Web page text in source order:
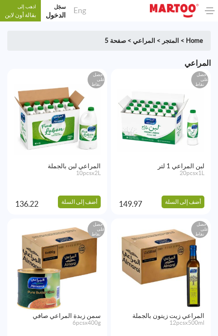
Eng سجَل
الدخول
اذهب إلى
بقالة أون لاين
Home
> المتجر > المراعي > صفحة 5
المراعي
احصل
على
نقاط
لبن المراعي 1 لتر
20pcsx1L
أضف إلى السلة 149.97
احصل
على
نقاط
المراعي لبن بالجملة
10pcsx2L
أضف إلى السلة 136.22
احصل
على
نقاط
المراعي زيت زيتون بالجملة
12pcsx500ml
احصل
على
نقاط
سمن زبدة المراعي صافي
6pcsx400g